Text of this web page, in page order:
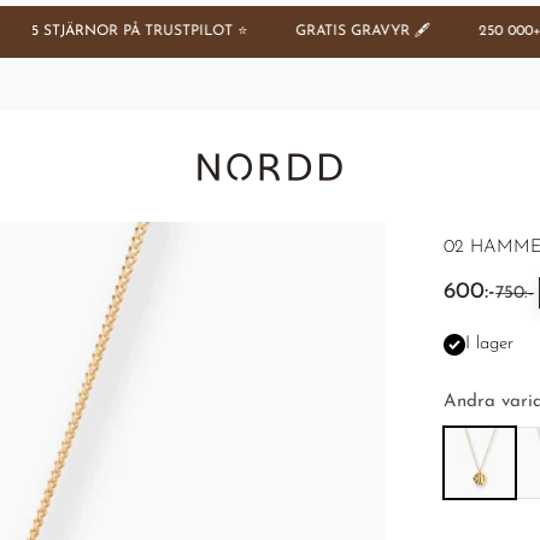
STJÄRNOR PÅ TRUSTPILOT ⭐️ GRATIS GRAVYR 🖋️ 250 000+
Nordd Copenhagen (SE)
02
REA-pris
600:-Pris
750:-
I lager
Andra